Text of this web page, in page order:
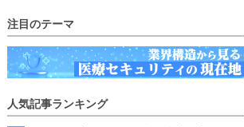
注目のテーマ
人気記事ランキング